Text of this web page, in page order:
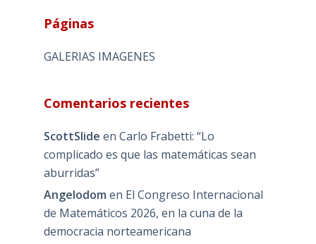
Páginas
GALERIAS IMAGENES
Comentarios recientes
ScottSlide en Carlo Frabetti: “Lo
complicado es que las matemáticas sean
aburridas”
Angelodom en El Congreso Internacional
de Matemáticos 2026, en la cuna de la
democracia norteamericana